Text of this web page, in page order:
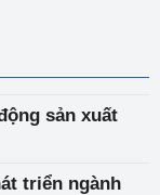
sản xuất
triển ngành